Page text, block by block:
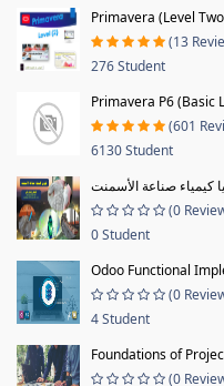
Primavera (Level
(13
276 Student
Primavera P6 (Basic
(601
6130 Student
كيمياء صناعة الأسمنت
(0
0 Student
Odoo Functional
(0
4 Student
Foundations of
(0